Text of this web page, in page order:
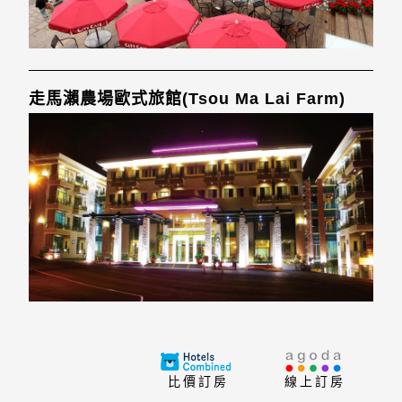
走馬瀨農場歐式旅館(Tsou Ma Lai Farm)
線上訂房
比價訂房